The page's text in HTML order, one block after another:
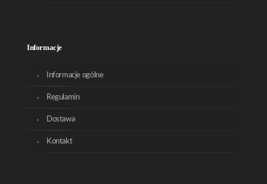
Informacje
Informacje ogólne
Regulamin
Dostawa
Kontakt